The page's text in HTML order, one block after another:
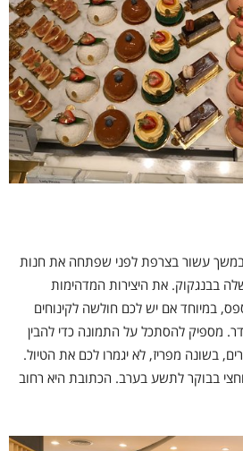
עשור בצרפת לפני שפתחה את חנות
בבנגקוק. את היצירות המדהימות
במיוחד אם יש לכם חולשה לקינוחים
מספיק להסתכל על התמונה כדי להבין
בשונה מפריז, לא יגמרו לכם את הטיול.
המקום פתוח מדי יום בין 10 וחצי בבוקר לתשע בערב. הכתובת היא רחוב